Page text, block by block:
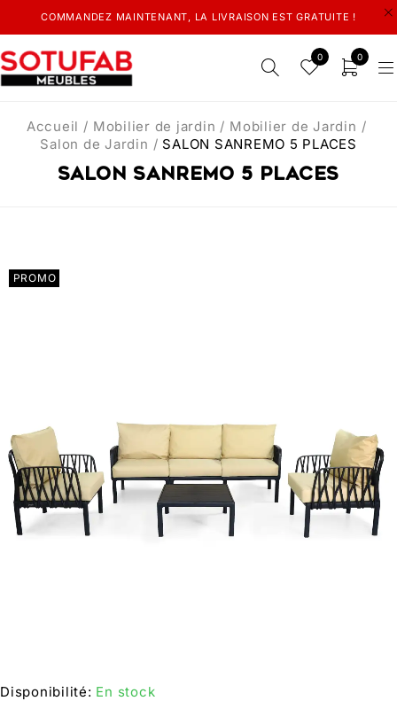
COMMANDEZ MAINTENANT, LA LIVRAISON EST GRATUITE !
0 0
SALON SANREMO 5 PLACES
Accueil / Mobilier de jardin / Mobilier de Jardin /
Salon de Jardin / SALON SANREMO 5 PLACES
PROMO
Disponibilité: En stock